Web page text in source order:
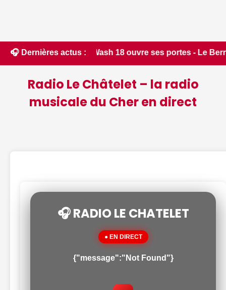
🎧 Dernières actus :
Wash 18 ouvre ses portes - Le Berry Républicain
Radio Le Châtelet – la radio
musicale du Cher en direct
🎧 RADIO LE CHATELET
● EN DIRECT
{"message":"Not Found"}